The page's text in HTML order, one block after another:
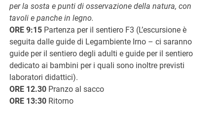
per la sosta e punti di osservazione della natura, con
tavoli e panche in legno.
ORE 9:15 Partenza per il sentiero F3 (L’escursione è
seguita dalle guide di Legambiente Irno – ci saranno
guide per il sentiero degli adulti e guide per il sentiero
dedicato ai bambini per i quali sono inoltre previsti
laboratori didattici).
ORE 12.30 Pranzo al sacco
ORE 13:30 Ritorno